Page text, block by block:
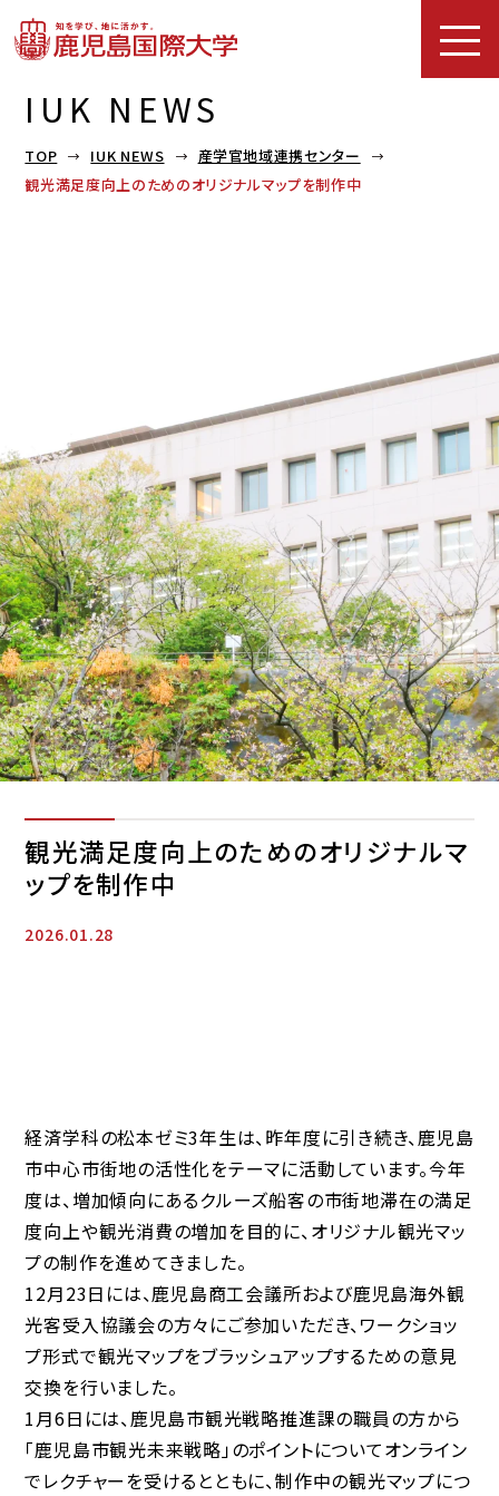
IUK NEWS
TOP IUK NEWS
産学官地域連携センター
観光満足度向上のためのオリジナルマップを制作中
観光満足度向上のためのオリジナルマ
ップを制作中
2026.01.28
経済学科の松本ゼミ3年生は、昨年度に引き続き、鹿児島
市中心市街地の活性化をテーマに活動しています。今年
度は、増加傾向にあるクルーズ船客の市街地滞在の満足
度向上や観光消費の増加を目的に、オリジナル観光マッ
プの制作を進めてきました。
12月23日には、鹿児島商工会議所および鹿児島海外観
光客受入協議会の方々にご参加いただき、ワークショッ
プ形式で観光マップをブラッシュアップするための意見
交換を行いました。
1月6日には、鹿児島市観光戦略推進課の職員の方から
「鹿児島市観光未来戦略」のポイントについてオンライン
でレクチャーを受けるとともに、制作中の観光マップにつ